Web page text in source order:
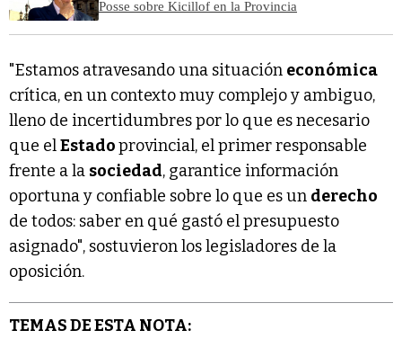
Posse sobre Kicillof en la Provincia
"Estamos atravesando una situación económica
crítica, en un contexto muy complejo y ambiguo,
lleno de incertidumbres por lo que es necesario
que elEstadoprovincial, el primer responsable
frente a la sociedad, garantice información
oportuna y confiable sobre lo que es un derecho
de todos: saber en qué gastó el presupuesto
asignado", sostuvieron los legisladores de la
oposición.
TEMAS DE ESTA NOTA: